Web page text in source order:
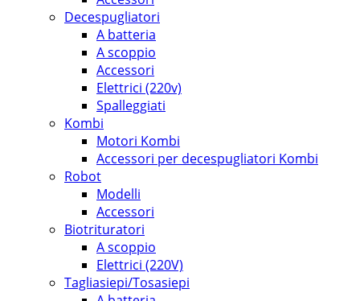
Decespugliatori
A batteria
A scoppio
Accessori
Elettrici (220v)
Spalleggiati
Kombi
Motori Kombi
Accessori per decespugliatori Kombi
Robot
Modelli
Accessori
Biotrituratori
A scoppio
Elettrici (220V)
Tagliasiepi/Tosasiepi